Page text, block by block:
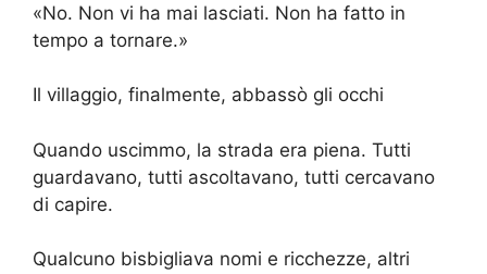
«No. Non vi ha mai lasciati. Non ha fatto in
tempo a tornare.»
Il villaggio, finalmente, abbassò gli occhi
Quando uscimmo, la strada era piena. Tutti
guardavano, tutti ascoltavano, tutti cercavano
di capire.
Qualcuno bisbigliava nomi e ricchezze, altri